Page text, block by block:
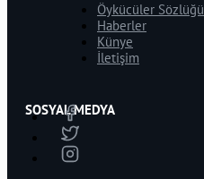
Öykücüler Sözlüğü
Haberler
Künye
İletişim
SOSYAL MEDYA